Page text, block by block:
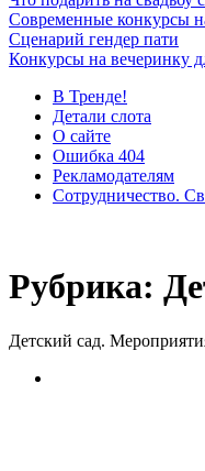
Современные конкурсы
Сценарий гендер пати
Конкурсы на вечеринку
В Тренде!
Детали слота
О сайте
Ошибка 404
Рекламодателям
Сотрудничество.
Рубрика:
Детский сад.